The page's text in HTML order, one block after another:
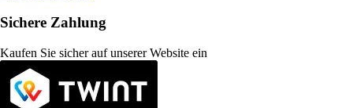
Sichere Zahlung
Kaufen Sie sicher auf unserer Website ein